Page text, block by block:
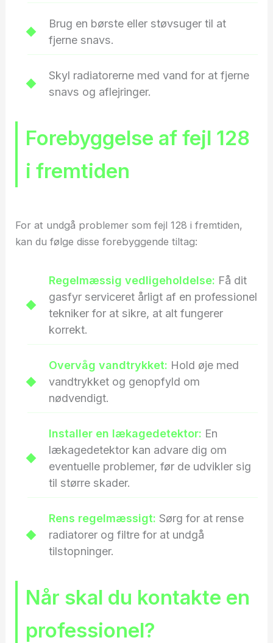
Brug en børste eller støvsuger til at
fjerne snavs.
Skyl radiatorerne med vand for at fjerne
snavs og aflejringer.
Forebyggelse af fejl 128
i fremtiden
For at undgå problemer som fejl 128 i fremtiden,
kan du følge disse forebyggende tiltag:
Regelmæssig vedligeholdelse: Få dit
gasfyr serviceret årligt af en professionel
tekniker for at sikre, at alt fungerer
korrekt.
Overvåg vandtrykket: Hold øje med
vandtrykket og genopfyld om
nødvendigt.
Installer en lækagedetektor: En
lækagedetektor kan advare dig om
eventuelle problemer, før de udvikler sig
til større skader.
Rens regelmæssigt: Sørg for at rense
radiatorer og filtre for at undgå
tilstopninger.
Når skal du kontakte en
professionel?